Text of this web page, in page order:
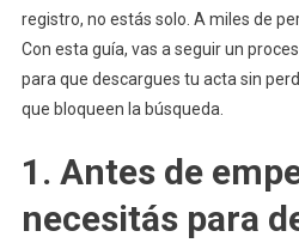
registro, no estás solo. A miles de
Con esta guía, vas a seguir un
para que descargues tu acta sin
que bloqueen la búsqueda.
1. Antes de
necesitás para